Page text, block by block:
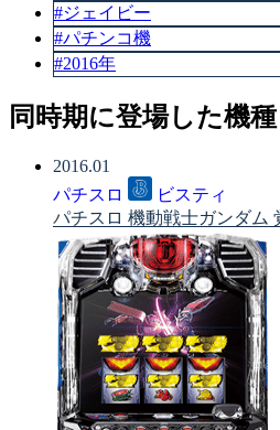
#ジェイビー
#パチンコ機
#2016年
同時期に登場した機種
2016.01
パチスロ
ビスティ
パチスロ 機動戦士ガンダム